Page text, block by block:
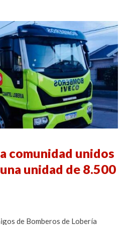
comunidad unidos
unidad de 8.500
de Bomberos de Lobería